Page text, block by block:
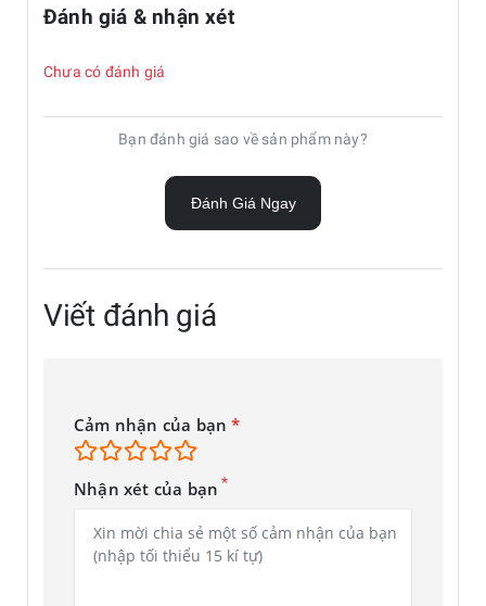
hơn. Bên cạnh đó, bảo mật Samsung Knox mạnh mẽ đảm
liệu cải tiến nhấn mạnh cam kết của Samsung về một tương
lai bền vững hơn.
MC Lee, Phó Chủ tịch kiêm Giám đốc Kinh doanh Hệ sinh thái
Galaxy, Bộ phận Kinh doanh Trải nghiệm Di động tại
Đánh giá & nhận xét
Chưa có đánh giá
Bạn đánh giá sao về sản phẩm này?
Đánh Giá Ngay
Viết đánh giá
Cảm nhận của bạn*
Nhận xét của bạn *